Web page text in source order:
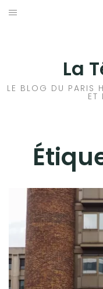
Aller
La
LE BLOG DU PARIS
ET
HISTOIRES EN ILE DE
VOYAGES À L’ÉTRANGER